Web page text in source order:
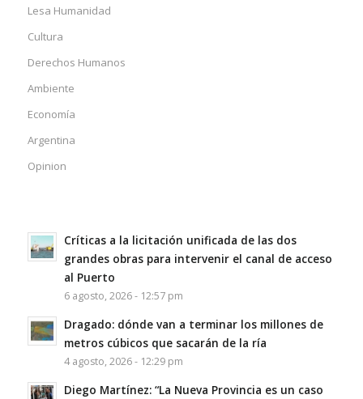
Lesa Humanidad
Cultura
Derechos Humanos
Ambiente
Economía
Argentina
Opinion
Críticas a la licitación unificada de las dos
grandes obras para intervenir el canal de acceso
al Puerto
6 agosto, 2026 - 12:57 pm
Dragado: dónde van a terminar los millones de
metros cúbicos que sacarán de la ría
4 agosto, 2026 - 12:29 pm
Diego Martínez: “La Nueva Provincia es un caso